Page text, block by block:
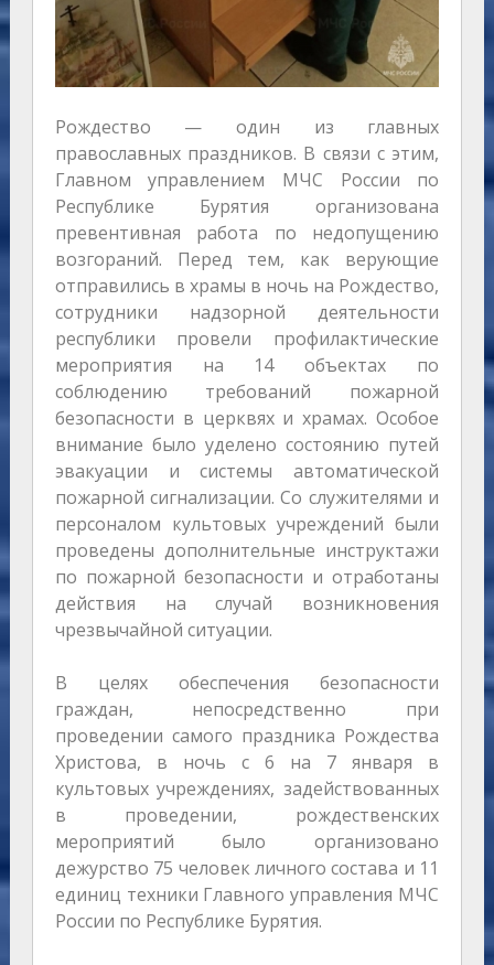
Рождество — один из главных
православных праздников. В связи с этим,
Главном управлением МЧС России по
Республике Бурятия организована
превентивная работа по недопущению
возгораний. Перед тем, как верующие
отправились в храмы в ночь на Рождество,
сотрудники надзорной деятельности
республики провели профилактические
мероприятия на 14 объектах по
соблюдению требований пожарной
безопасности в церквях и храмах. Особое
внимание было уделено состоянию путей
эвакуации и системы автоматической
пожарной сигнализации. Со служителями и
персоналом культовых учреждений были
проведены дополнительные инструктажи
по пожарной безопасности и отработаны
действия на случай возникновения
чрезвычайной ситуации.
В целях обеспечения безопасности
граждан, непосредственно при
проведении самого праздника Рождества
Христова, в ночь с 6 на 7 января в
культовых учреждениях, задействованных
в проведении, рождественских
мероприятий было организовано
дежурство 75 человек личного состава и 11
единиц техники Главного управления МЧС
России по Республике Бурятия.